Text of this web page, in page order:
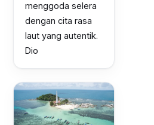
menggoda selera
dengan cita rasa
laut yang autentik.
Dio